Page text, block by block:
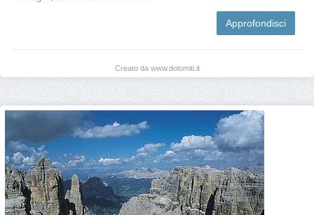
Approfondisci
Creato da www.dolomiti.it